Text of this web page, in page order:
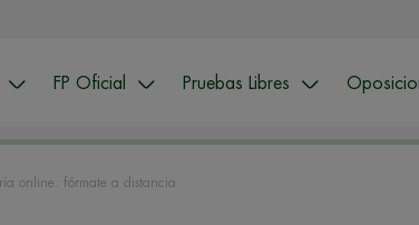
FP Oficial Pruebas Libres
online: fórmate a distancia